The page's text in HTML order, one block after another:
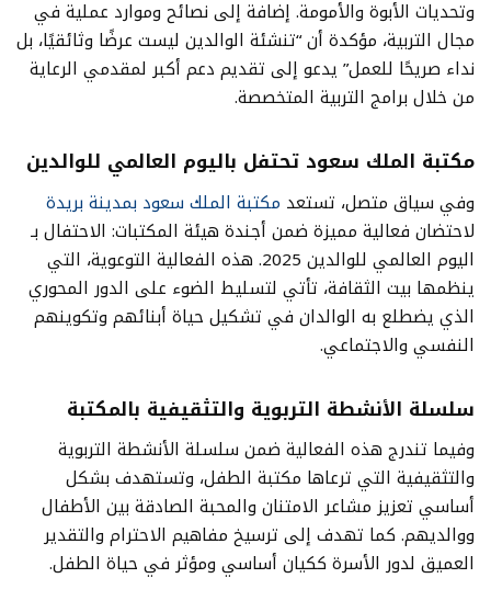
وتحديات الأبوة والأمومة. إضافة إلى نصائح وموارد عملية في
مجال التربية، مؤكدة أن “تنشئة الوالدين ليست عرضًا وثائقيًا، بل
نداء صريحًا للعمل” يدعو إلى تقديم دعم أكبر لمقدمي الرعاية
من خلال برامج التربية المتخصصة.
مكتبة الملك سعود تحتفل باليوم العالمي للوالدين
وفي سياق متصل، تستعد مكتبة الملك سعود بمدينة بريدة
لاحتضان فعالية مميزة ضمن أجندة هيئة المكتبات: الاحتفال بـ
اليوم العالمي للوالدين 2025. هذه الفعالية التوعوية، التي
ينظمها بيت الثقافة، تأتي لتسليط الضوء على الدور المحوري
الذي يضطلع به الوالدان في تشكيل حياة أبنائهم وتكوينهم
النفسي والاجتماعي.
سلسلة الأنشطة التربوية والتثقيفية بالمكتبة
وفيما تندرج هذه الفعالية ضمن سلسلة الأنشطة التربوية
والتثقيفية التي ترعاها مكتبة الطفل، وتستهدف بشكل
أساسي تعزيز مشاعر الامتنان والمحبة الصادقة بين الأطفال
ووالديهم. كما تهدف إلى ترسيخ مفاهيم الاحترام والتقدير
العميق لدور الأسرة ككيان أساسي ومؤثر في حياة الطفل.